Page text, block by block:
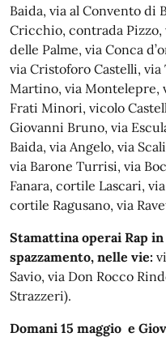
Baida, via al Convento di
Cricchio, contrada Pizzo,
delle Palme, via Conca
via Cristoforo Castelli, via
Martino, via Montelepre,
Frati Minori, vicolo
Giovanni Bruno, via
Baida, via Angelo, via
via Barone Turrisi, via
Fanara, cortile Lascari,
cortile Ragusano, via
Stamattina operai Rap
spazzamento, nelle vie:
Savio, via Don Rocco
Strazzeri).
Domani 15 maggio e